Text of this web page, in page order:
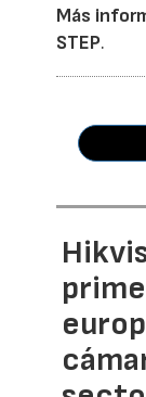
Más
STEP.